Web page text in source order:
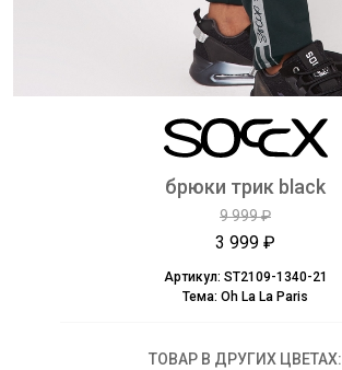
брюки трик black
9 999 ₽
3 999 ₽
Артикул: ST2109-1340-21
Тема: Oh La La Paris
ТОВАР В ДРУГИХ ЦВЕТАХ: